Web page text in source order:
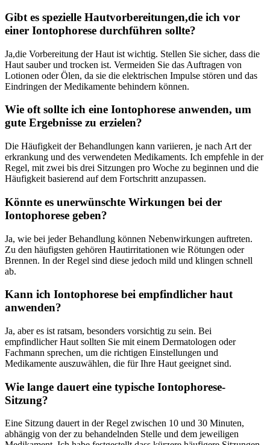
Gibt es spezielle‌ Hautvorbereitungen,die ich vor​
einer Iontophorese durchführen sollte?
Ja,die Vorbereitung der Haut ‍ist wichtig. Stellen Sie sicher, dass die
Haut sauber und trocken ist. Vermeiden Sie das Auftragen von
Lotionen oder Ölen, da sie die elektrischen Impulse stören und das⁢
Eindringen⁢ der Medikamente behindern können.
Wie oft sollte ich eine Iontophorese anwenden, ​um
gute Ergebnisse zu⁢ erzielen?
Die Häufigkeit der Behandlungen kann variieren, je nach Art der
erkrankung und des verwendeten Medikaments. Ich empfehle in der
Regel, mit zwei bis drei Sitzungen pro Woche zu beginnen und die
Häufigkeit basierend auf dem Fortschritt anzupassen.
Könnte es unerwünschte Wirkungen bei der
Iontophorese geben?
Ja, wie bei jeder Behandlung können Nebenwirkungen auftreten.
Zu den häufigsten gehören Hautirritationen wie⁣ Rötungen oder
Brennen. In der Regel sind diese jedoch mild und klingen schnell
ab.
Kann ich Iontophorese bei empfindlicher haut
anwenden?
Ja, aber es ist ratsam, besonders vorsichtig‍ zu⁣ sein. Bei
empfindlicher Haut sollten ⁣Sie mit einem Dermatologen oder
Fachmann sprechen, um die richtigen Einstellungen und
Medikamente auszuwählen, die für Ihre Haut geeignet sind.
Wie lange dauert eine typische Iontophorese-
Sitzung?
Eine ‍Sitzung dauert in der Regel ‌zwischen 10 und 30 Minuten,
abhängig von der zu behandelnden Stelle und dem ‌jeweiligen